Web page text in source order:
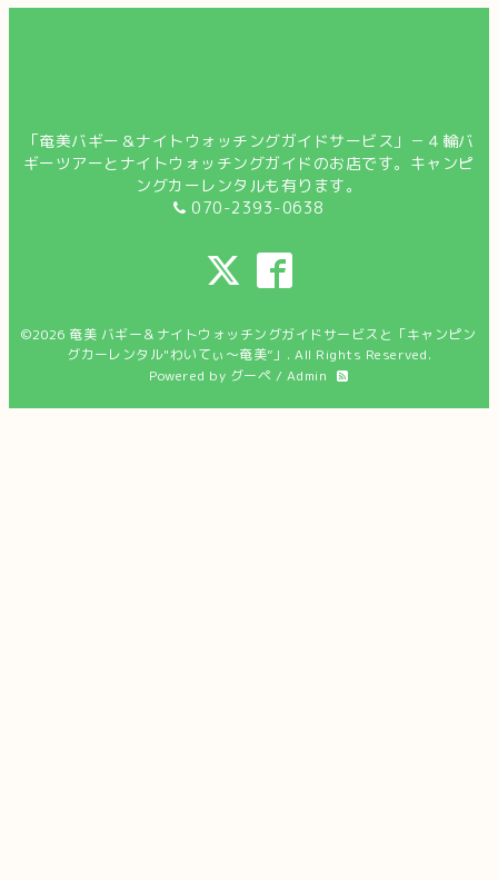
「奄美バギー＆ナイトウォッチングガイドサービス」－４輪バ
ギーツアーとナイトウォッチングガイドのお店です。キャンピ
ングカーレンタルも有ります。
070-2393-0638
©2026 奄美 バギー＆ナイトウォッチングガイドサービスと「キャンピン
グカーレンタル"わいてぃ～奄美”」 . All Rights Reserved.
Powered by グーペ / Admin